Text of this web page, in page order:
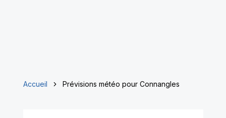
Accueil Prévisions météo pour Connangles